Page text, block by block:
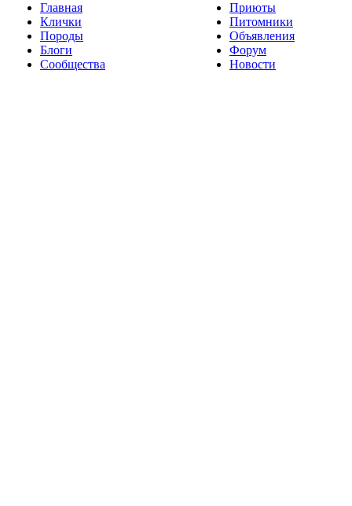
Главная
Клички
Породы
Блоги
Сообщества
Приюты
Питомники
Объявления
Форум
Новости